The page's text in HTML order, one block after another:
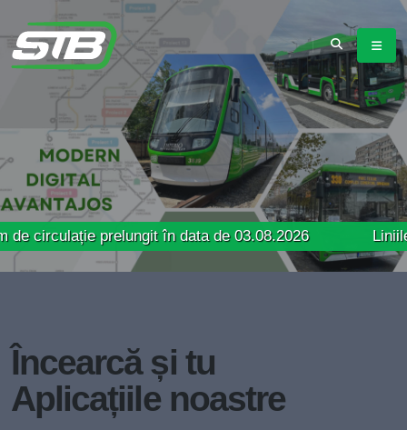
prelungit în data de 03.08.2026 Liniile 66, 69
Încearcă și tu
Aplicațiile noastre